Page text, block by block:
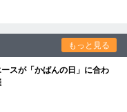
もっと見る
スが「かばんの日」に合わ